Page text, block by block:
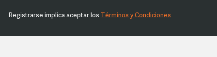
Registrarse implica aceptar los Términos y Condiciones